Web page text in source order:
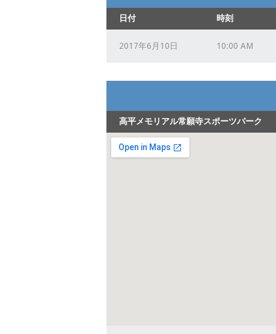
日付 時刻
2017年6月10日 10:00 AM
高平メモリアル常願寺スポーツパーク